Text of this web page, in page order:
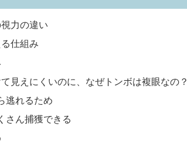
力の違い
仕組み
見えにくいのに、なぜトンボは複眼なの？
逃れるため
さん捕獲できる